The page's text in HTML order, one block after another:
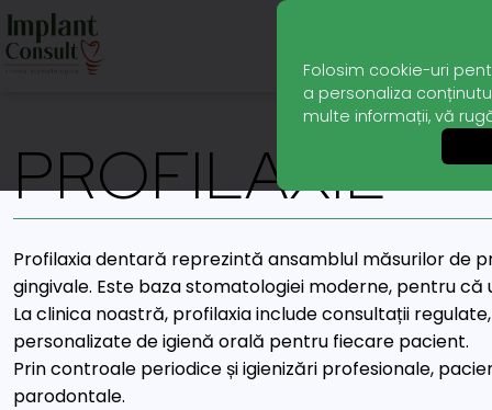
PROFILAXIE
Profilaxia dentară reprezintă ansamblul măsurilor de
gingivale. Este baza stomatologiei moderne, pentru
La clinica noastră, profilaxia include consultații
personalizate de igienă orală pentru fiecare pacient.
Prin controale periodice și igienizări profesionale,
parodontale.
Folosim cookie-uri
a personaliza
multe informații, vă